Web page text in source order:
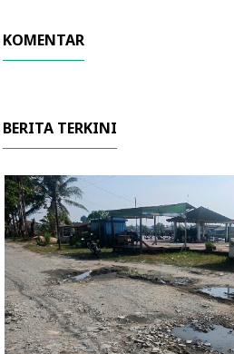
KOMENTAR
BERITA TERKINI